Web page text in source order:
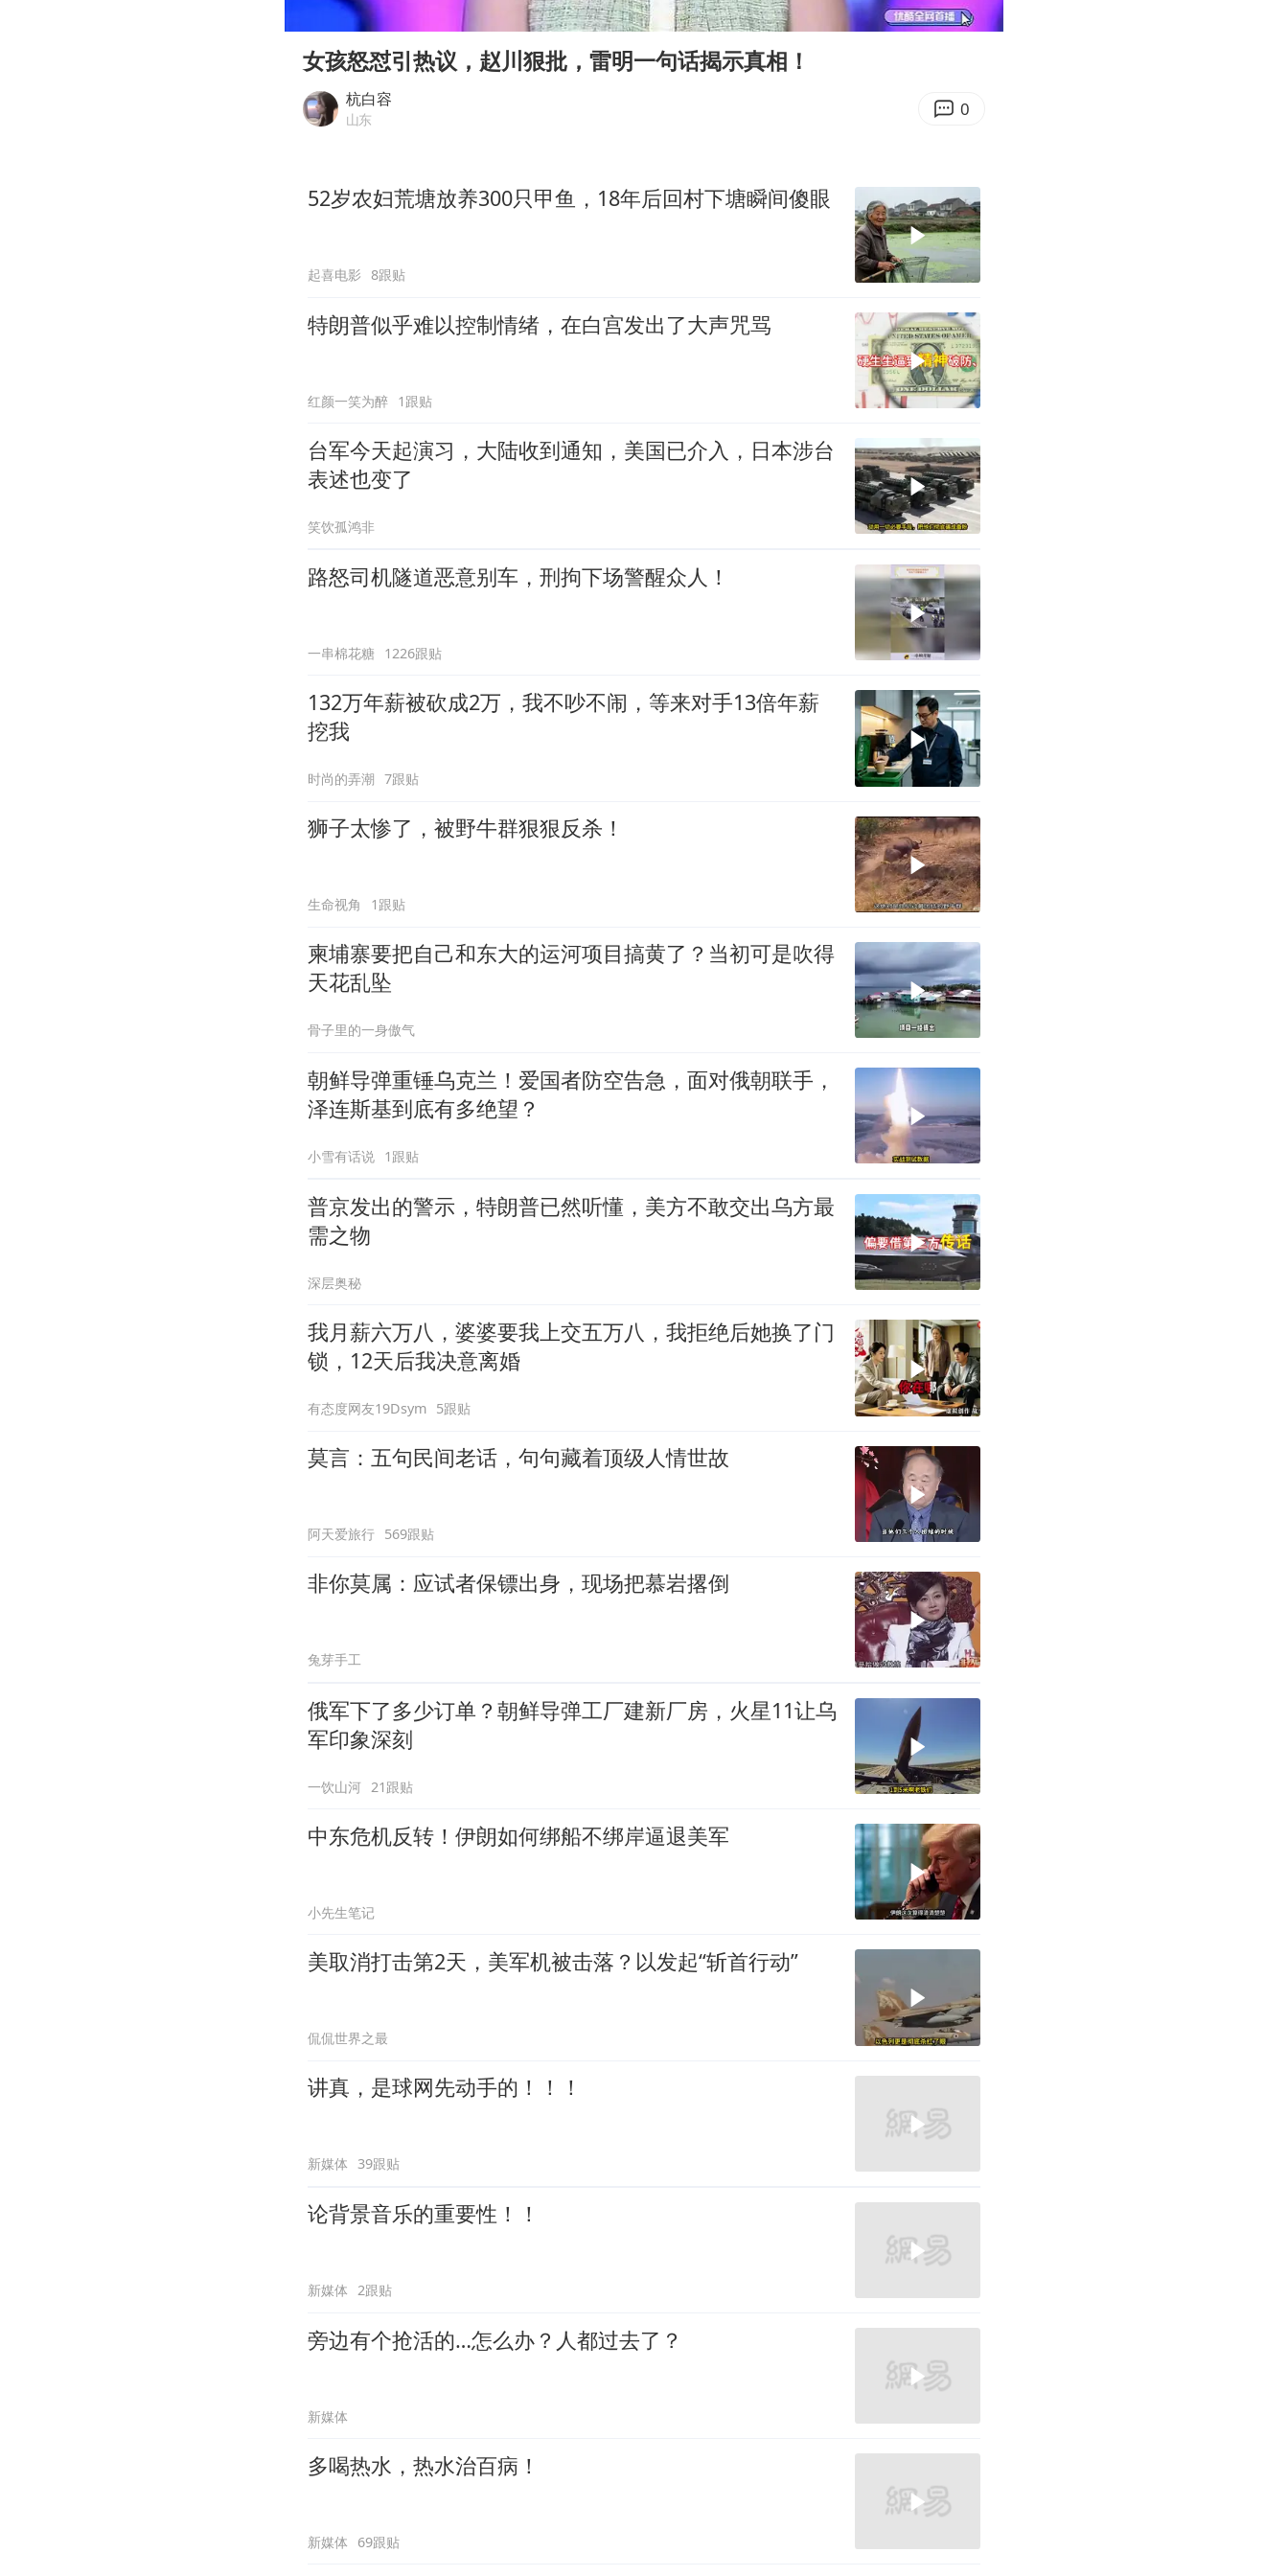
村民谈“梅姨”：叫的其实是“媒姨”
“深圳地面沉降致车辆损坏”不实
多地要求领导干部带头休假
00:00 04:32
女孩怒怼引热议，赵川狠批，雷明一句话揭示真相！
杭白容
山东 0
52岁农妇荒塘放养300只甲鱼，18年后回村下塘瞬间傻眼
起喜电影 8跟贴
特朗普似乎难以控制情绪，在白宫发出了大声咒骂
红颜一笑为醉 1跟贴
台军今天起演习，大陆收到通知，美国已介入，日本涉台
表述也变了
笑饮孤鸿非
路怒司机隧道恶意别车，刑拘下场警醒众人！
一串棉花糖 1226跟贴
132万年薪被砍成2万，我不吵不闹，等来对手13倍年薪
挖我
时尚的弄潮 7跟贴
狮子太惨了，被野牛群狠狠反杀！
生命视角 1跟贴
柬埔寨要把自己和东大的运河项目搞黄了？当初可是吹得
天花乱坠
骨子里的一身傲气
朝鲜导弹重锤乌克兰！爱国者防空告急，面对俄朝联手，
泽连斯基到底有多绝望？
小雪有话说 1跟贴
普京发出的警示，特朗普已然听懂，美方不敢交出乌方最
需之物
深层奥秘
我月薪六万八，婆婆要我上交五万八，我拒绝后她换了门
锁，12天后我决意离婚
有态度网友19Dsym 5跟贴
莫言：五句民间老话，句句藏着顶级人情世故
阿天爱旅行 569跟贴
非你莫属：应试者保镖出身，现场把慕岩撂倒
兔芽手工
俄军下了多少订单？朝鲜导弹工厂建新厂房，火星11让乌
军印象深刻
一饮山河 21跟贴
中东危机反转！伊朗如何绑船不绑岸逼退美军
小先生笔记
美取消打击第2天，美军机被击落？以发起“斩首行动”
侃侃世界之最
讲真，是球网先动手的！！！
新媒体 39跟贴
论背景音乐的重要性！！
新媒体 2跟贴
旁边有个抢活的…怎么办？人都过去了？
新媒体
多喝热水，热水治百病！
新媒体 69跟贴